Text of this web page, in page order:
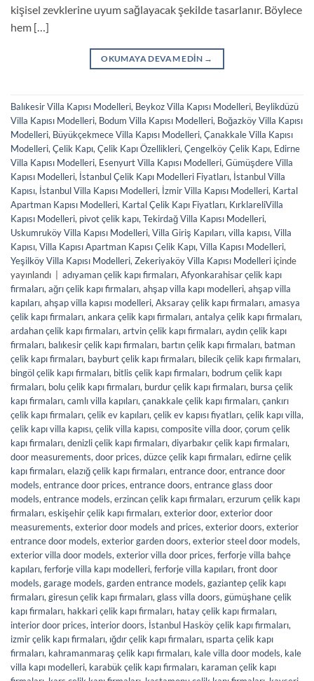
kişisel zevklerine uyum sağlayacak şekilde tasarlanır. Böylece
hem […]
OKUMAYA DEVAM EDIN →
Balıkesir Villa Kapısı Modelleri, Beykoz Villa Kapısı Modelleri, Beylikdüzü
Villa Kapısı Modelleri, Bodum Villa Kapısı Modelleri, Boğazköy Villa Kapısı
Modelleri, Büyükçekmece Villa Kapısı Modelleri, Çanakkale Villa Kapısı
Modelleri, Çelik Kapı, Çelik Kapı Özellikleri, Çengelköy Çelik Kapı, Edirne
Villa Kapısı Modelleri, Esenyurt Villa Kapısı Modelleri, Gümüşdere Villa
Kapısı Modelleri, İstanbul Çelik Kapı Modelleri Fiyatları, İstanbul Villa
Kapısı, İstanbul Villa Kapısı Modelleri, İzmir Villa Kapısı Modelleri, Kartal
Apartman Kapısı Modelleri, Kartal Çelik Kapı Fiyatları, KırklareliVilla
Kapısı Modelleri, pivot çelik kapı, Tekirdağ Villa Kapısı Modelleri,
Uskumruköy Villa Kapısı Modelleri, Villa Giriş Kapıları, villa kapısı, Villa
Kapısı, Villa Kapısı Apartman Kapısı Çelik Kapı, Villa Kapısı Modelleri,
Yeşilköy Villa Kapısı Modelleri, Zekeriyaköy Villa Kapısı Modelleri içinde
yayınlandı
adıyaman çelik kapı firmaları, Afyonkarahisar çelik kapı
firmaları, ağrı çelik kapı firmaları, ahşap villa kapı modelleri, ahşap villa
kapıları, ahşap villa kapısı modelleri, Aksaray çelik kapı firmaları, amasya
çelik kapı firmaları, ankara çelik kapı firmaları, antalya çelik kapı firmaları,
ardahan çelik kapı firmaları, artvin çelik kapı firmaları, aydın çelik kapı
firmaları, balıkesir çelik kapı firmaları, bartın çelik kapı firmaları, batman
çelik kapı firmaları, bayburt çelik kapı firmaları, bilecik çelik kapı firmaları,
bingöl çelik kapı firmaları, bitlis çelik kapı firmaları, bodrum çelik kapı
firmaları, bolu çelik kapı firmaları, burdur çelik kapı firmaları, bursa çelik
kapı firmaları, camlı villa kapıları, çanakkale çelik kapı firmaları, çankırı
çelik kapı firmaları, çelik ev kapıları, çelik ev kapısı fiyatları, çelik kapı villa,
çelik kapı villa kapısı, çelik villa kapısı, composite villa door, çorum çelik
kapı firmaları, denizli çelik kapı firmaları, diyarbakır çelik kapı firmaları,
door measurements, door prices, düzce çelik kapı firmaları, edirne çelik
kapı firmaları, elazığ çelik kapı firmaları, entrance door, entrance door
models, entrance door prices, entrance doors, entrance glass door
models, entrance models, erzincan çelik kapı firmaları, erzurum çelik kapı
firmaları, eskişehir çelik kapı firmaları, exterior door, exterior door
measurements, exterior door models and prices, exterior doors, exterior
entrance door models, exterior garden doors, exterior steel door models,
exterior villa door models, exterior villa door prices, ferforje villa bahçe
kapıları, ferforje villa kapı modelleri, ferforje villa kapıları, front door
models, garage models, garden entrance models, gaziantep çelik kapı
firmaları, giresun çelik kapı firmaları, glass villa doors, gümüşhane çelik
kapı firmaları, hakkari çelik kapı firmaları, hatay çelik kapı firmaları,
interior door prices, interior doors, İstanbul Hasköy çelik kapı firmaları,
izmir çelik kapı firmaları, ığdır çelik kapı firmaları, ısparta çelik kapı
firmaları, kahramanmaraş çelik kapı firmaları, kale villa door models, kale
villa kapı modelleri, karabük çelik kapı firmaları, karaman çelik kapı